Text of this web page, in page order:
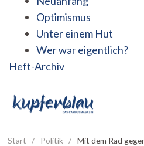
Optimismus
Unter einem Hut
Wer war eigentlich?
Heft-Archiv
Start / Politik /
Mit dem Rad